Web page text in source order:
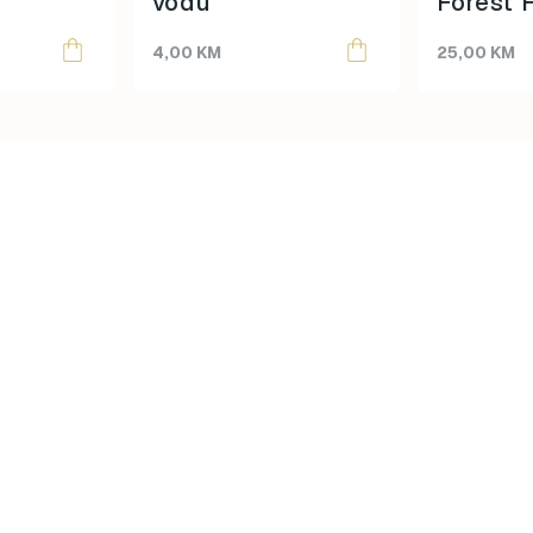
4,00 KM 25,00 KM